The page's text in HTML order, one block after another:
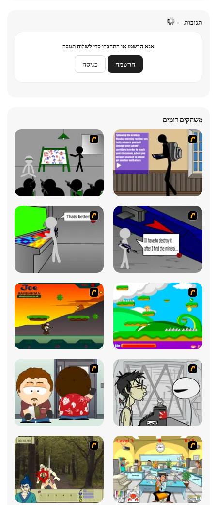
תגובות
אנא הרשמו או התחברו כדי לשלוח תגובה
הרשמה כניסה
משחקים דומים